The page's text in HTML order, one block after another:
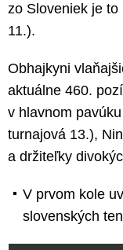
zo Sloveniek je
11.).
Obhajkyni
aktuálne 460.
v hlavnom
turnajová 13.),
a držiteľky
V prvom kole
slovenských